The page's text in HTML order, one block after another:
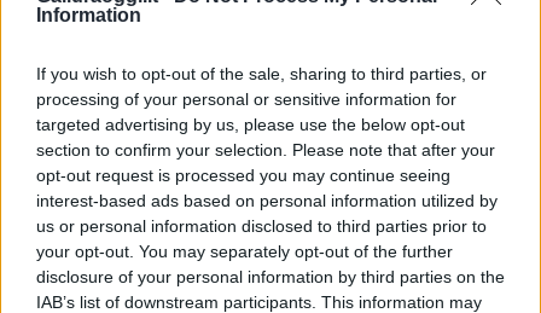
Information
If you wish to opt-out of the sale, sharing to third parties, or
processing of your personal or sensitive information for
targeted advertising by us, please use the below opt-out
section to confirm your selection. Please note that after your
opt-out request is processed you may continue seeing
interest-based ads based on personal information utilized by
us or personal information disclosed to third parties prior to
your opt-out. You may separately opt-out of the further
disclosure of your personal information by third parties on the
IAB’s list of downstream participants. This information may
a
ce
b
o
o
k
w
it
te
r
n
te
re
st
h
at
s
A
p
p
h
a
re
Articolo precedente
Prossimo articolo
NOTIZIE RECENTI